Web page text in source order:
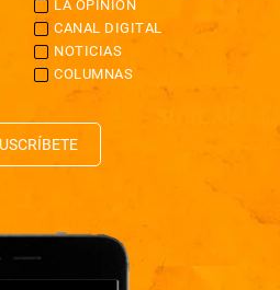
LA OPINIÓN
CANAL DIGITAL
NOTICIAS
COLUMNAS